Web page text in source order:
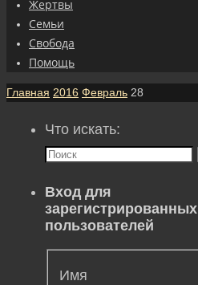
Жертвы
Семьи
Свобода
Помощь
Главная 2016 Февраль 28
Что искать:
Вход для
зарегистрированных
пользователей
Имя